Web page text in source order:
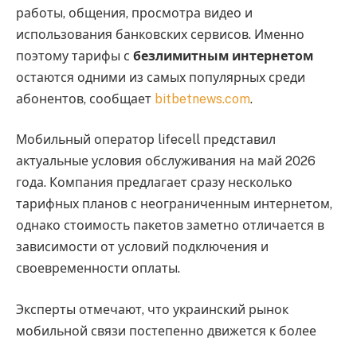
работы, общения, просмотра видео и
использования банковских сервисов. Именно
поэтому тарифы с безлимитным интернетом
остаются одними из самых популярных среди
абонентов, сообщает bitbetnews.com.
Мобильный оператор lifecell представил
актуальные условия обслуживания на май 2026
года. Компания предлагает сразу несколько
тарифных планов с неограниченным интернетом,
однако стоимость пакетов заметно отличается в
зависимости от условий подключения и
своевременности оплаты.
Эксперты отмечают, что украинский рынок
мобильной связи постепенно движется к более